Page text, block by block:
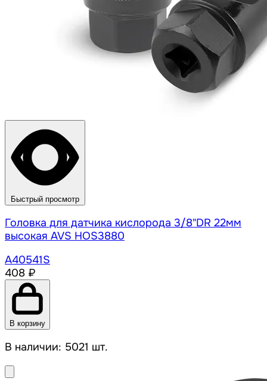
Быстрый просмотр
Головка для датчика кислорода 3/8"DR 22мм
высокая AVS HOS3880
A40541S
408 ₽
В корзину
В наличии: 5021 шт.